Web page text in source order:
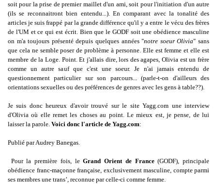
soit pour la prise de premier maillet d'un ami, soit pour l'initiation d'un autre
(ils se reconnaitront bien entendu...). En comparant avec la tonalité des
articles je suis frappé par la grande différence qu'il y a entre le vécu des frères
de l'UM et ce qui est écrit. Bien que le GODF soit une obédience masculine
on m'a toujours présenté depuis quelques années "notre soeur Olivia" sans
que cela ne semble poser de problème à personne. Elle est femme et elle est
membre de la Loge. Point. Et j'allais dire, lors des agapes, Olivia est un frère
comme un autre sauf que c'est une soeur. Je n'ai jamais entendu de
questionnement particulier sur son parcours... (parle-t-on d'ailleurs des
orientations sexuelles ou des préférences de genres avec les gens à table??).
Je suis donc heureux d'avoir trouvé sur le site Yagg.com une interview
d'Olivia où elle remet les choses au point. Le mieux est, je pense, de lui
laisser la parole. Voici donc l'article de Yagg.com:
Publié par Audrey Banegas.
Pour la première fois, leGrand Orient de France(GODF), principale
obédience franc-maçonne française, exclusivement masculine, compte parmi
ses membres une trans’, reconnue par celle-ci comme femme.